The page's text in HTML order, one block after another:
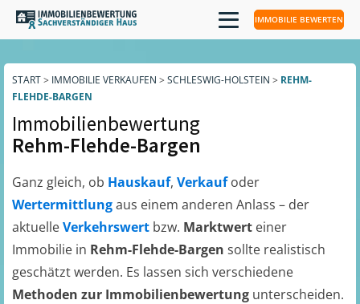
IMMOBILIE BEWERTEN
START> IMMOBILIE VERKAUFEN > SCHLESWIG-HOLSTEIN > REHM-
FLEHDE-BARGEN
Immobilienbewertung
Rehm-Flehde-Bargen
Ganz gleich, ob Hauskauf, Verkaufoder
Wertermittlungaus einem anderen Anlass – der
aktuelleVerkehrswert bzw. Marktwert einer
Immobilie in Rehm-Flehde-Bargen sollte realistisch
geschätzt werden. Es lassen sich verschiedene
Methoden zur Immobilienbewertung unterscheiden.